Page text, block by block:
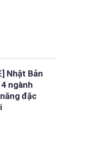
Nhật Bản
ngành
đặc